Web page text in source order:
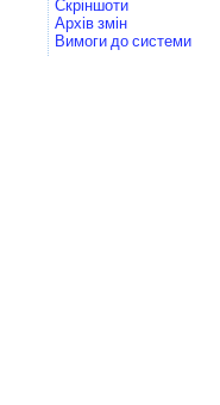
Скріншоти
Архів змін
Вимоги до системи